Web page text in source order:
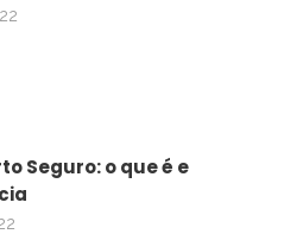
Seguro: o que é e